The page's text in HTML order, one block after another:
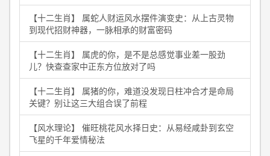
【十二生肖】 属蛇人财运风水摆件演变史：从上古灵物
到现代招财神器，一脉相承的财富密码
【十二生肖】 属虎的你，是不是总感觉事业差一股劲
儿？快查查家中正东方位放对了吗
【十二生肖】 属猪的你，难道没发现日柱冲合才是命局
关键？别让这三大组合误了前程
【风水理论】 催旺桃花风水择日史：从易经咸卦到玄空
飞星的千年爱情秘法